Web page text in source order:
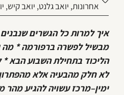
אחרונות, יואב גלנט, יואב קיש,
איך למרות כל הגשרים
מבשיל לפשרה ברפורמה * מה
הליכוד בתחילת השבוע הבא *
לא חלק מהבעיה אלא
ימין–מרכז עשויה להגיע מהר